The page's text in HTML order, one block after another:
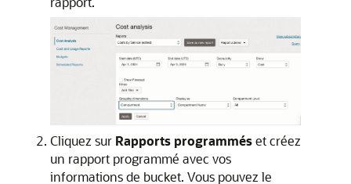
Cliquez sur Rapports programméset créez
un rapport programmé avec vos
informations de bucket. Vous pouvez le